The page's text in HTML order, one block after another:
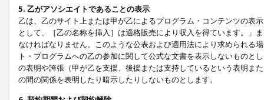
5. 乙がアソシエイトであることの表示
乙は、乙のサイト上または甲が乙によるプログラム・コンテンツの表
として、［乙の名称を挿入］は適格販売により収入を得ています。」
なければなりません。このような公表および適用法により求められる
ト・プログラムへの乙の参加に関して公式な文書を表示しないもの
の表明や誇張（甲が乙を支援、後援または支持しているという表明ま
の間の関係を表明したり暗示したりしないものとします。